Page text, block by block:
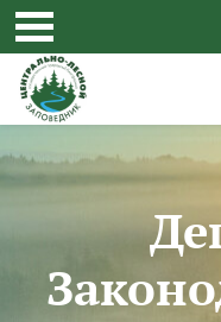
Перейти к основному